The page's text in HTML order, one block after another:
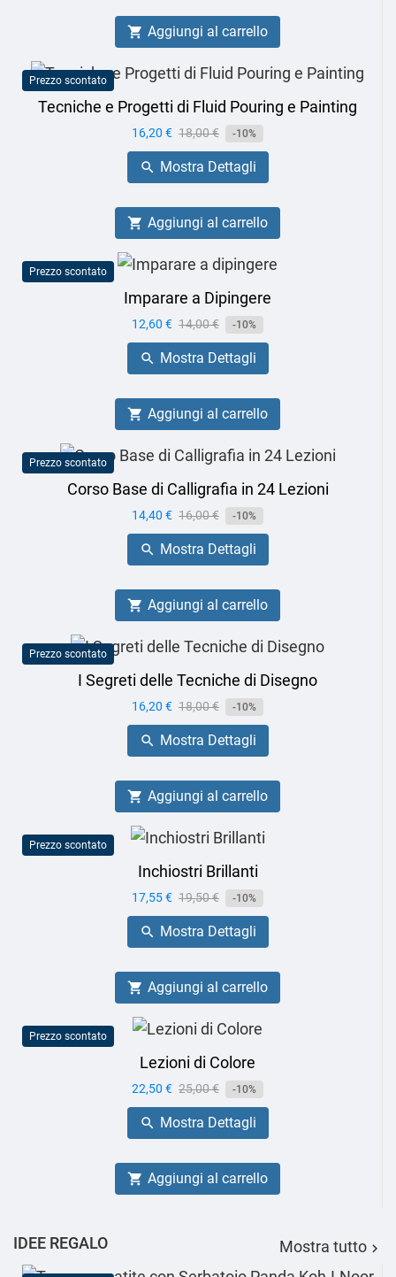
 Aggiungi al carrello
Prezzo scontato
Tecniche e Progetti di Fluid Pouring e Painting
Prezzo
16,20 € Prezzo
base
18,00 € -10%
 Mostra Dettagli
 Aggiungi al carrello
Prezzo scontato
Imparare a Dipingere
Prezzo
12,60 € Prezzo
base
14,00 € -10%
 Mostra Dettagli
 Aggiungi al carrello
Prezzo scontato
Corso Base di Calligrafia in 24 Lezioni
Prezzo
14,40 € Prezzo
base
16,00 € -10%
 Mostra Dettagli
 Aggiungi al carrello
Prezzo scontato
I Segreti delle Tecniche di Disegno
Prezzo
16,20 € Prezzo
base
18,00 € -10%
 Mostra Dettagli
 Aggiungi al carrello
Prezzo scontato
Inchiostri Brillanti
Prezzo
17,55 € Prezzo
base
19,50 € -10%
 Mostra Dettagli
 Aggiungi al carrello
Prezzo scontato
Lezioni di Colore
Prezzo
22,50 € Prezzo
base
25,00 € -10%
 Mostra Dettagli
 Aggiungi al carrello
IDEE REGALO Mostra tutto 